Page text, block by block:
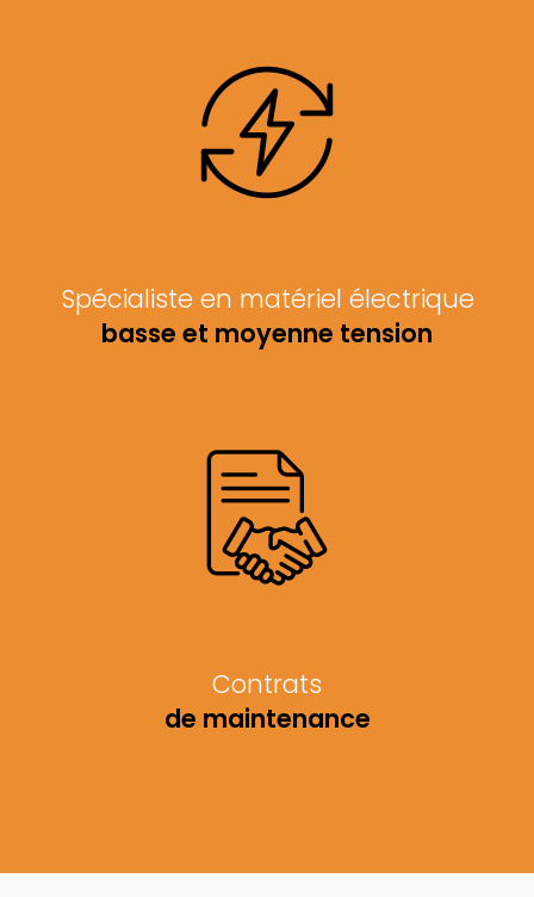
Spécialiste en matériel électrique
basse et moyenne tension
Contrats
de maintenance